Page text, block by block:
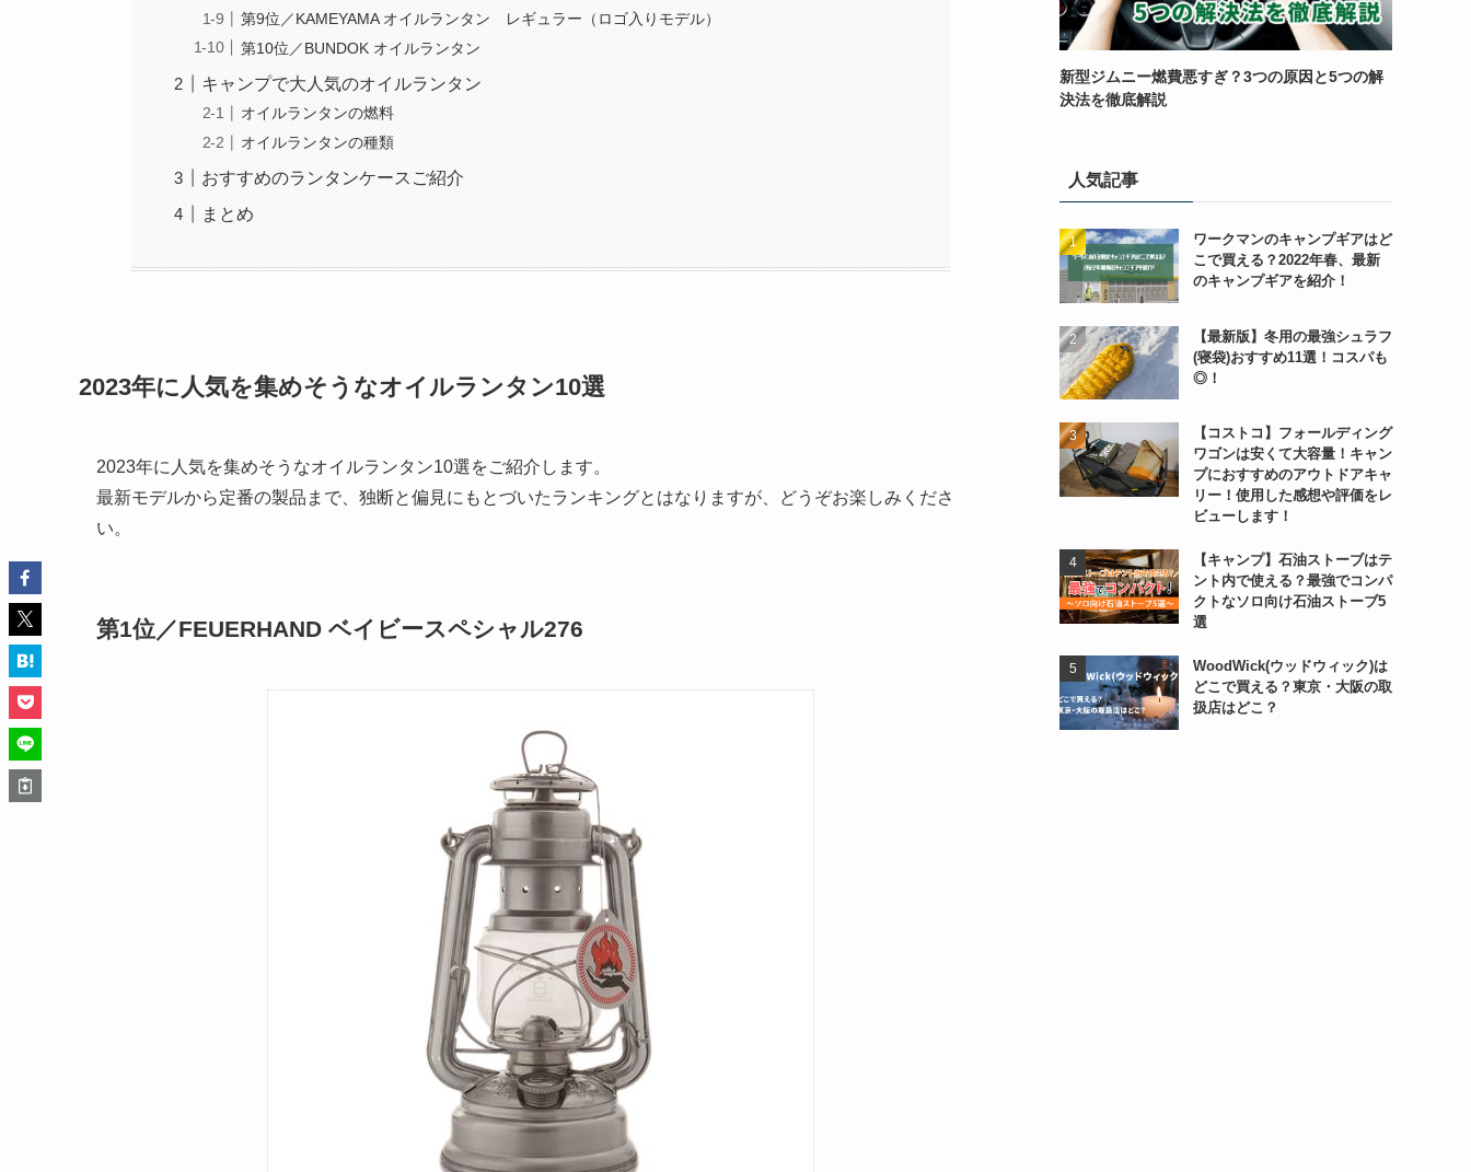
第9位／KAMEYAMA オイルランタン レギュラー（ロゴ入りモデル）
第10位／BUNDOK オイルランタン
キャンプで大人気のオイルランタン
オイルランタンの燃料
オイルランタンの種類
おすすめのランタンケースご紹介
まとめ
2023年に人気を集めそうなオイルランタン10選
2023年に人気を集めそうなオイルランタン10選をご紹介します。
最新モデルから定番の製品まで、独断と偏見にもとづいたランキングとはなりますが、どうぞお楽しみくださ
い。
第1位／FEUERHAND ベイビースペシャル276
新型ジムニー燃費悪すぎ？3つの原因と5つの解
決法を徹底解説
人気記事
ワークマンのキャンプギアはど
こで買える？2022年春、最新
のキャンプギアを紹介！
【最新版】冬用の最強シュラフ
(寝袋)おすすめ11選！コスパも
◎！
【コストコ】フォールディング
ワゴンは安くて大容量！キャン
プにおすすめのアウトドアキャ
リー！使用した感想や評価をレ
ビューします！
【キャンプ】石油ストーブはテ
ント内で使える？最強でコンパ
クトなソロ向け石油ストーブ5
選
WoodWick(ウッドウィック)は
どこで買える？東京・大阪の取
扱店はどこ？